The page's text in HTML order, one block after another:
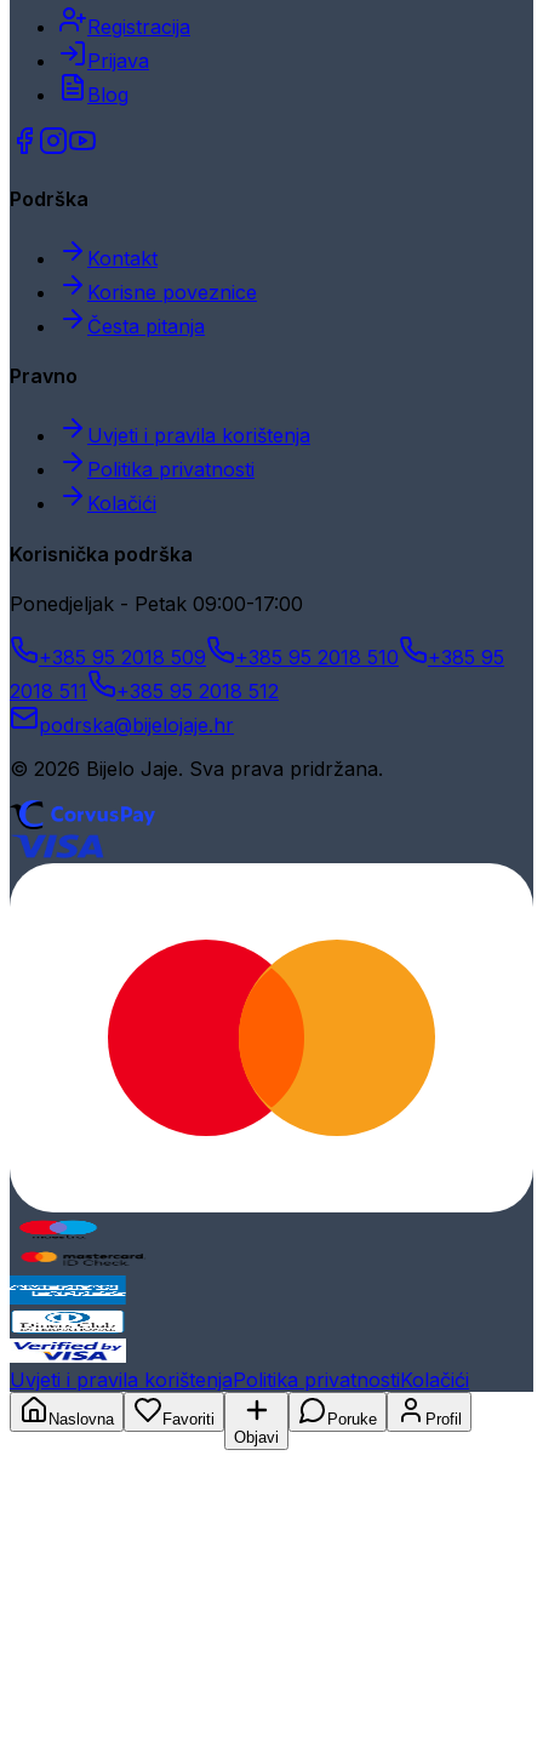
Registracija
Prijava
Blog
Podrška
Kontakt
Korisne poveznice
Česta pitanja
Pravno
Uvjeti i pravila korištenja
Politika privatnosti
Kolačići
Korisnička podrška
Ponedjeljak - Petak 09:00-17:00
+385 95 2018 509 +385 95 2018 510
+385 95
2018 511
+385 95 2018 512
podrska@bijelojaje.hr
© 2026 Bijelo Jaje. Sva prava pridržana.
Uvjeti i pravila korištenjaPolitika privatnostiKolačići
Naslovna
Favoriti
Objavi
Poruke Profil